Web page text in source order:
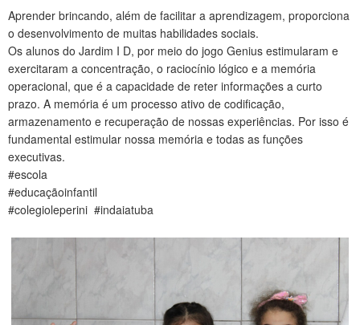
MATRÍCULA
CONTINUIDADE RODIN
CONTATO
Aprender brincando, além de facilitar a aprendizagem, proporciona
o desenvolvimento de muitas habilidades sociais.
Os alunos do Jardim I D, por meio do jogo Genius estimularam e
exercitaram a concentração, o raciocínio lógico e a memória
operacional, que é a capacidade de reter informações a curto
prazo. A memória é um processo ativo de codificação,
armazenamento e recuperação de nossas experiências. Por isso é
fundamental estimular nossa memória e todas as funções
executivas.
#escola
#educaçãoinfantil
#colegioleperini #indaiatuba